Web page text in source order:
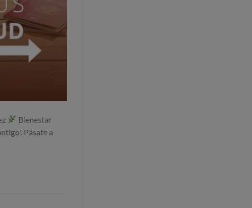
Bienestar
Pásate a